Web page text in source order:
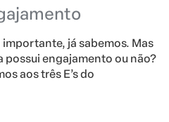
já sabemos. Mas
possui engajamento ou não?
aos três E’s do